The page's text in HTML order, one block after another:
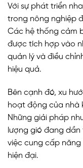
Với sự phát triển
trong nông nghiệp
Các hệ thống cảm
được tích hợp vào
quản lý và điều
hiệu quả.
Bên cạnh đó, xu
hoạt động của nhà
Những giải pháp
lượng gió đang
việc cung cấp
hiện đại.